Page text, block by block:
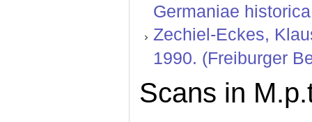
Germaniae
Zechiel-Eckes,
1990. (Freiburger
Scans in